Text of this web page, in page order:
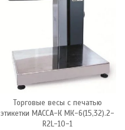
Торговые весы с печатью
этикетки МАССА-К МК-6(15,32).2-
R2L-10-1